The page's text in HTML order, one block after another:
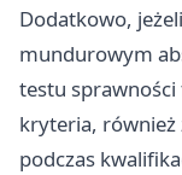
Dodatkowo,
mundurowym
testu sprawności
kryteria, również
podczas